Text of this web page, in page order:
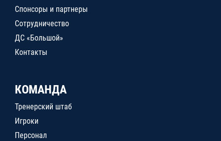
Спонсоры и партнеры
Сотрудничество
ДС «Большой»
Контакты
КОМАНДА
Тренерский штаб
Игроки
Персонал